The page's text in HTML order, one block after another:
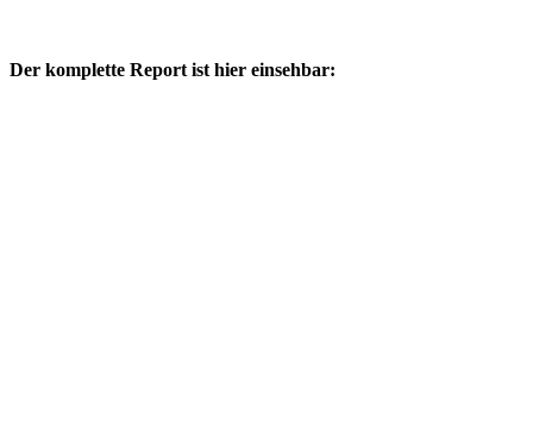
Der komplette Report ist hier einsehbar: